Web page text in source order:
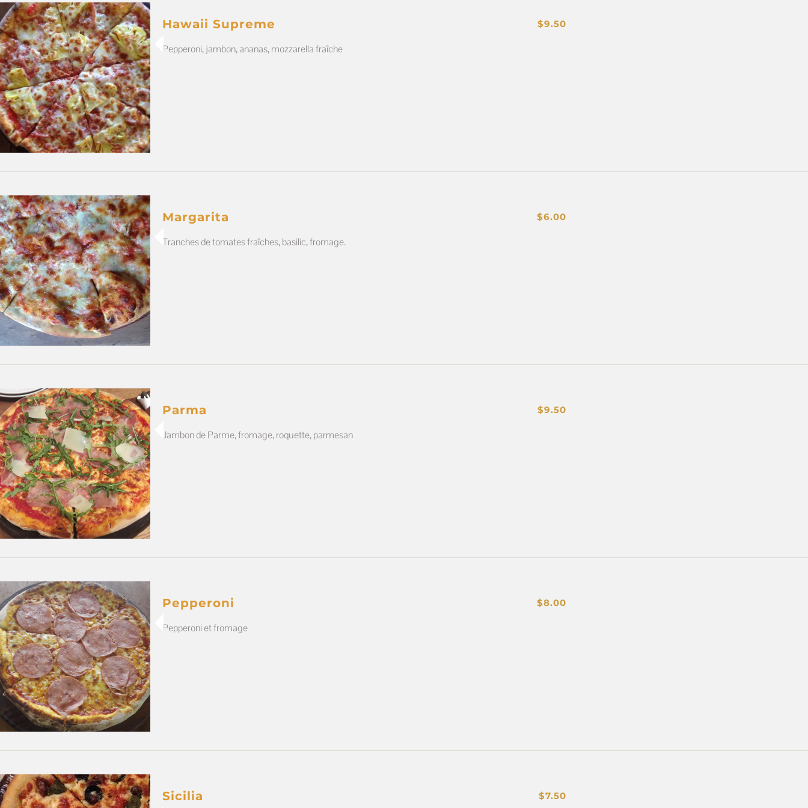
Hawaii Supreme $9.50
Pepperoni, jambon, ananas, mozzarella fraîche
Margarita $6.00
Tranches de tomates fraîches, basilic, fromage.
Parma $9.50
Jambon de Parme, fromage, roquette, parmesan
Pepperoni $8.00
Pepperoni et fromage
Sicilia $7.50